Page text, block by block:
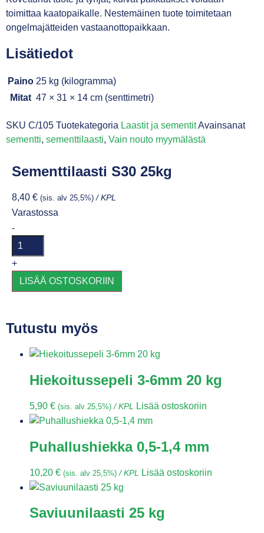
toimittaa kaatopaikalle. Nestemäinen tuote toimitetaan
ongelmajätteiden vastaanottopaikkaan.
Lisätiedot
Paino 25 kg (kilogramma)
Mitat 47 × 31 × 14 cm (senttimetri)
SKU C/105 Tuotekategoria Laastit ja sementitAvainsanat
sementti, sementtilaasti, Vain nouto myymälästä
Sementtilaasti S30 25kg
8,40 € (sis. alv 25,5%) / KPL
Varastossa
-
+
LISÄÄ OSTOSKORIIN
Tutustu myös
Hiekoitussepeli 3-6mm 20 kg
5,90 € (sis. alv 25,5%) / KPL Lisää ostoskoriin
Puhallushiekka 0,5-1,4 mm
10,20 € (sis. alv 25,5%) / KPL Lisää ostoskoriin
Saviuunilaasti 25 kg